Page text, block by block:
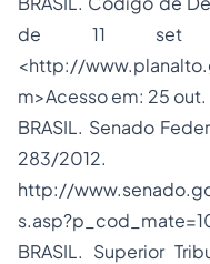
de 11 set
<http://
m>Acesso em: 25 out.
BRASIL. Senado
283/
http://
BRASIL. Superior